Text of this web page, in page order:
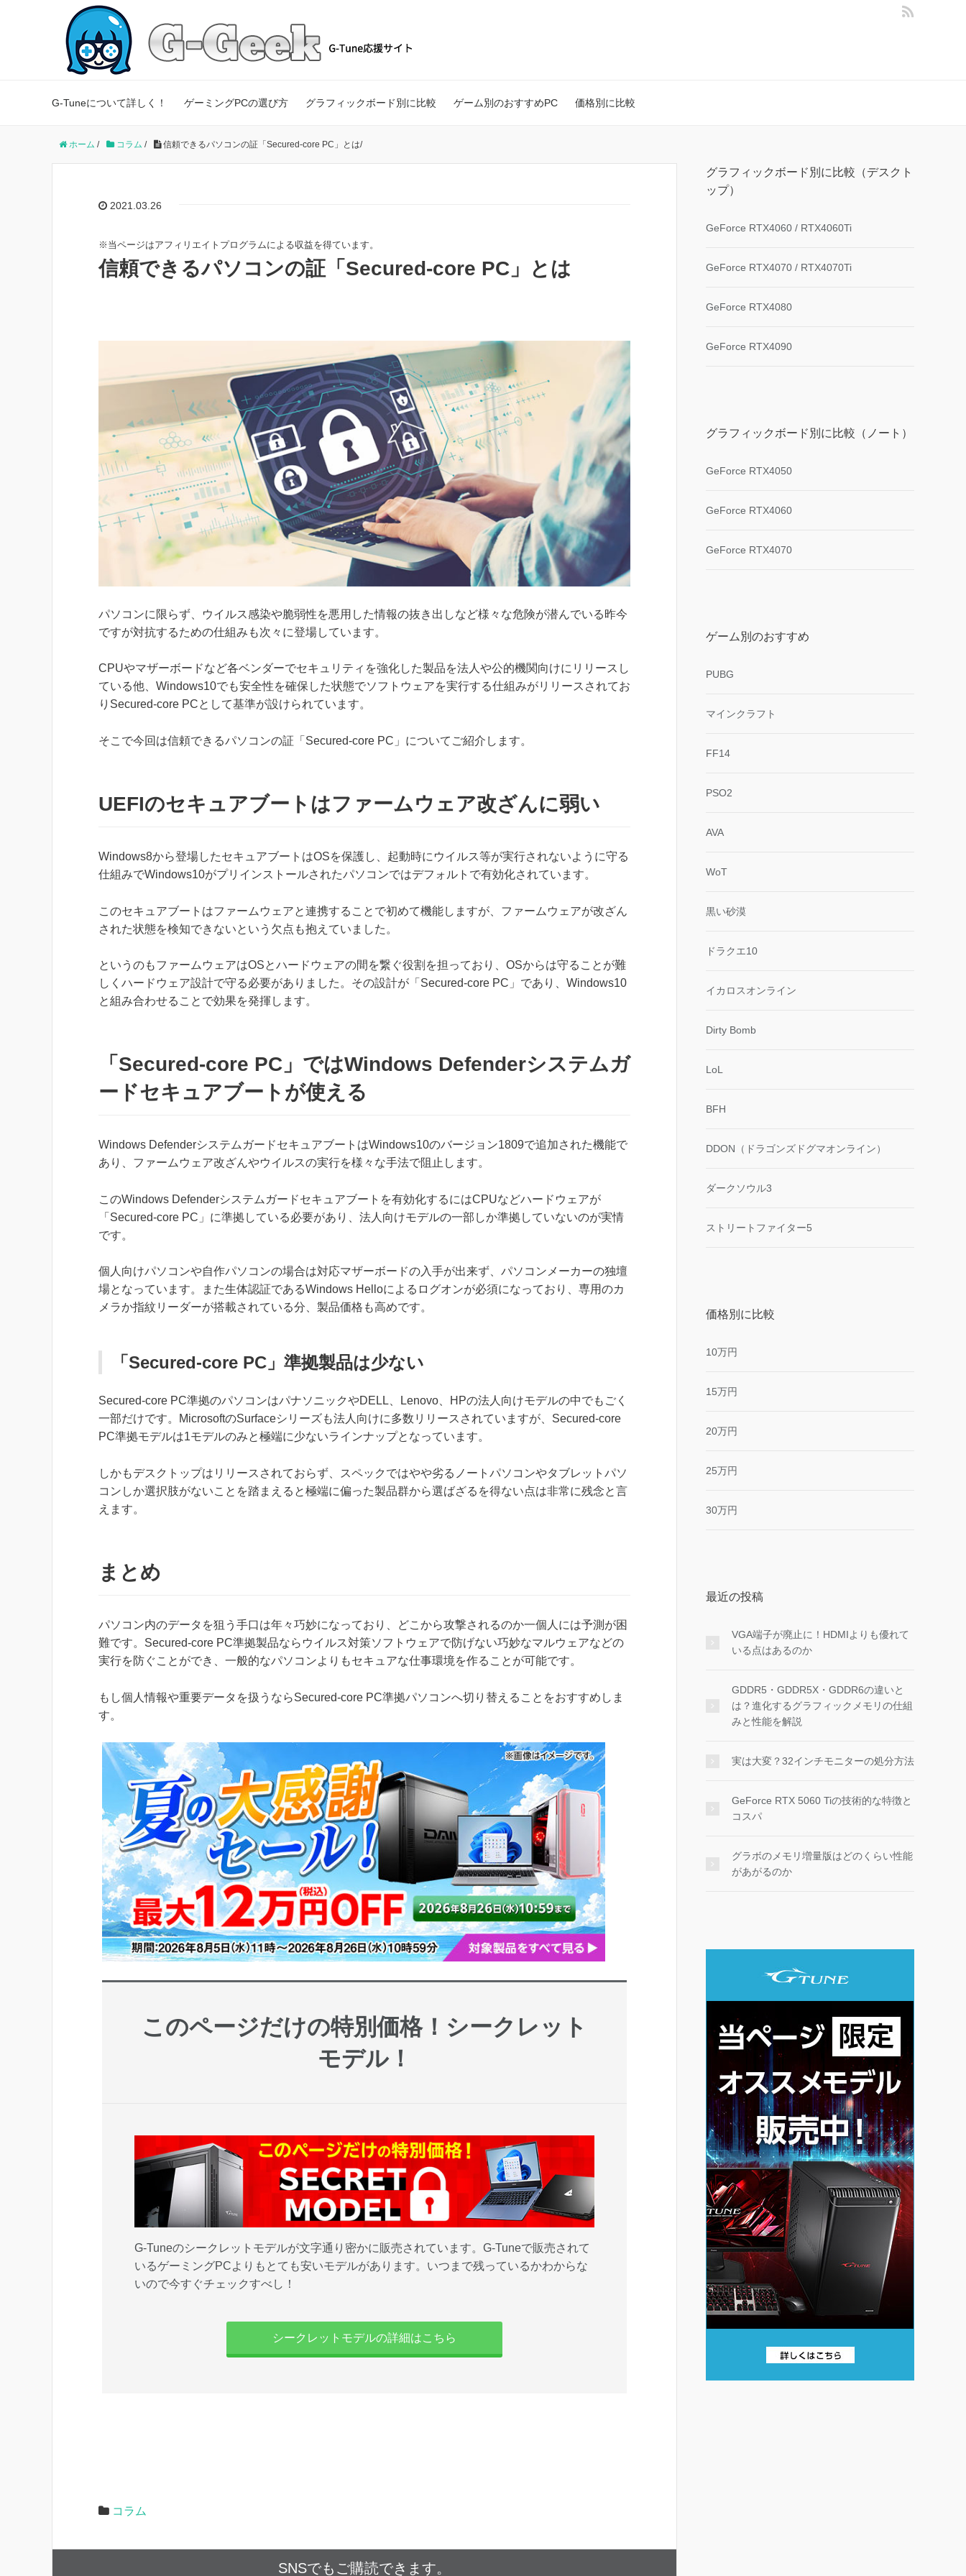
G-Tuneについて詳しく！ ゲーミングPCの選び方 グラフィックボード別に比較 ゲーム別のおすすめPC 価格別に比較
ホーム / コラム / /
信頼できるパソコンの証「Secured-core PC」とは
2021.03.26
※当ページはアフィリエイトプログラムによる収益を得ています。
信頼できるパソコンの証「Secured-core PC」とは
パソコンに限らず、ウイルス感染や脆弱性を悪用した情報の抜き出しなど様々な危険が潜んでいる昨今
ですが対抗するための仕組みも次々に登場しています。
CPUやマザーボードなど各ベンダーでセキュリティを強化した製品を法人や公的機関向けにリリースし
ている他、Windows10でも安全性を確保した状態でソフトウェアを実行する仕組みがリリースされてお
りSecured-core PCとして基準が設けられています。
そこで今回は信頼できるパソコンの証「Secured-core PC」についてご紹介します。
UEFIのセキュアブートはファームウェア改ざんに弱い
Windows8から登場したセキュアブートはOSを保護し、起動時にウイルス等が実行されないように守る
仕組みでWindows10がプリインストールされたパソコンではデフォルトで有効化されています。
このセキュアブートはファームウェアと連携することで初めて機能しますが、ファームウェアが改ざん
された状態を検知できないという欠点も抱えていました。
というのもファームウェアはOSとハードウェアの間を繋ぐ役割を担っており、OSからは守ることが難
しくハードウェア設計で守る必要がありました。その設計が「Secured-core PC」であり、Windows10
と組み合わせることで効果を発揮します。
「Secured-core PC」ではWindows Defenderシステムガ
ードセキュアブートが使える
Windows DefenderシステムガードセキュアブートはWindows10のバージョン1809で追加された機能で
あり、ファームウェア改ざんやウイルスの実行を様々な手法で阻止します。
このWindows Defenderシステムガードセキュアブートを有効化するにはCPUなどハードウェアが
「Secured-core PC」に準拠している必要があり、法人向けモデルの一部しか準拠していないのが実情
です。
個人向けパソコンや自作パソコンの場合は対応マザーボードの入手が出来ず、パソコンメーカーの独壇
場となっています。また生体認証であるWindows Helloによるログオンが必須になっており、専用のカ
メラか指紋リーダーが搭載されている分、製品価格も高めです。
「Secured-core PC」準拠製品は少ない
Secured-core PC準拠のパソコンはパナソニックやDELL、Lenovo、HPの法人向けモデルの中でもごく
一部だけです。MicrosoftのSurfaceシリーズも法人向けに多数リリースされていますが、Secured-core
PC準拠モデルは1モデルのみと極端に少ないラインナップとなっています。
しかもデスクトップはリリースされておらず、スペックではやや劣るノートパソコンやタブレットパソ
コンしか選択肢がないことを踏まえると極端に偏った製品群から選ばざるを得ない点は非常に残念と言
えます。
まとめ
パソコン内のデータを狙う手口は年々巧妙になっており、どこから攻撃されるのか一個人には予測が困
難です。Secured-core PC準拠製品ならウイルス対策ソフトウェアで防げない巧妙なマルウェアなどの
実行を防ぐことができ、一般的なパソコンよりもセキュアな仕事環境を作ることが可能です。
もし個人情報や重要データを扱うならSecured-core PC準拠パソコンへ切り替えることをおすすめしま
す。
このページだけの特別価格！シークレット
モデル！
G-Tuneのシークレットモデルが文字通り密かに販売されています。G-Tuneで販売されて
いるゲーミングPCよりもとても安いモデルがあります。いつまで残っているかわからな
いので今すぐチェックすべし！
シークレットモデルの詳細はこちら
コラム
SNSでもご購読できます。
グラフィックボード別に比較（デスクト
ップ）
GeForce RTX4060 / RTX4060Ti
GeForce RTX4070 / RTX4070Ti
GeForce RTX4080
GeForce RTX4090
グラフィックボード別に比較（ノート）
GeForce RTX4050
GeForce RTX4060
GeForce RTX4070
ゲーム別のおすすめ
PUBG
マインクラフト
FF14
PSO2
AVA
WoT
黒い砂漠
ドラクエ10
イカロスオンライン
Dirty Bomb
LoL
BFH
DDON（ドラゴンズドグマオンライン）
ダークソウル3
ストリートファイター5
価格別に比較
10万円
15万円
20万円
25万円
30万円
最近の投稿
VGA端子が廃止に！HDMIよりも優れて
いる点はあるのか
GDDR5・GDDR5X・GDDR6の違いと
は？進化するグラフィックメモリの仕組
みと性能を解説
実は大変？32インチモニターの処分方法
GeForce RTX 5060 Tiの技術的な特徴と
コスパ
グラボのメモリ増量版はどのくらい性能
があがるのか